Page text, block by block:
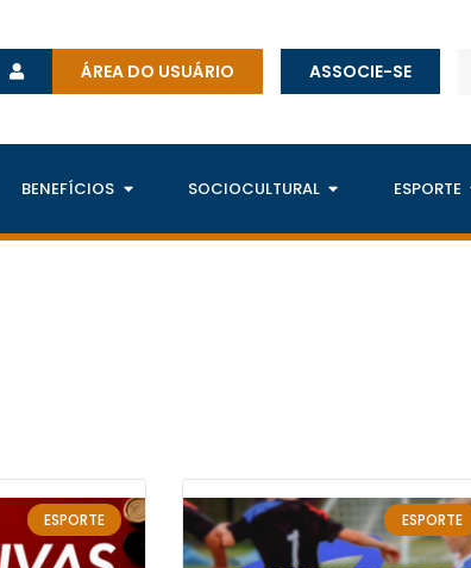
ÁREA DO USUÁRIO ASSOCIE-SE
BENEFÍCIOS SOCIOCULTURAL ESPORTE
ESPORTE ESPORTE